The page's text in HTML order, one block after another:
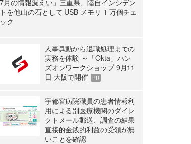
7月の情報漏えい」三重県、陸自インシデン
トを他山の石として USB メモリ 1 万個チェ
ック
人事異動から退職処理までの
実務を体験 ～「Okta」ハン
ズオンワークショップ 9月11
日 大阪で開催
PR
宇都宮病院職員の患者情報利
用による別医療機関のダイレ
クトメール郵送、調査の結果
直接的金銭的利益の受領が無
いことを確認